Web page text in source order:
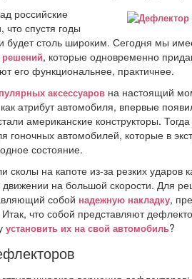
российские
что спустя годы
будет столь широким. Сегодня мы
, которые одновременно
его функциональнее, практичнее.
аксессуаров на настоящий
атрибут автомобиля, впервые
американские конструкторы.
гоночных автомобилей, которые в
состояние.
на капоте из-за резких ударов
на большой скорости. Для
собой надежную накладку,
что собой представляют
установить их на свой автомобиль?